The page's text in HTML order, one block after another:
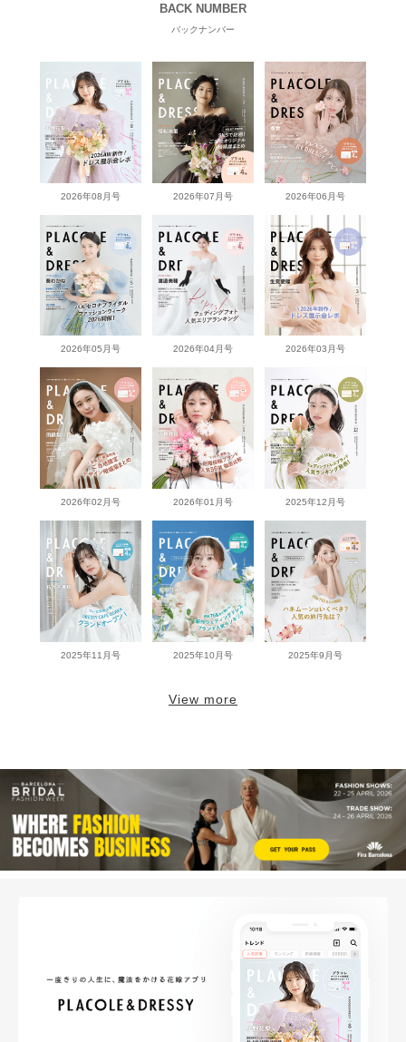
BACK NUMBER
バックナンバー
2026年08月号 2026年07月号 2026年06月号
2026年05月号 2026年04月号 2026年03月号
2026年02月号 2026年01月号 2025年12月号
2025年11月号 2025年10月号 2025年9月号
View more